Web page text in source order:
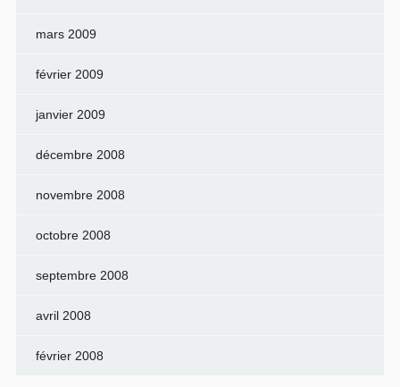
mars 2009
février 2009
janvier 2009
décembre 2008
novembre 2008
octobre 2008
septembre 2008
avril 2008
février 2008